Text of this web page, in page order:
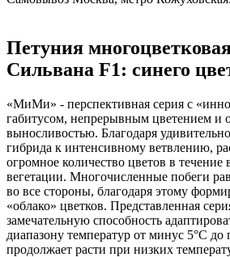
Петуния
Сильвана F1: синего
«МиМи» - перспективная серия с
габитусом, непрерывным цветением и
выносливостью. Благодаря
гибрида к интенсивному ветвлению,
огромное количество цветов в течение
вегетации. Многочисленные побеги
во все стороны, благодаря этому
«облако» цветков. Представленная
замечательную способность
диапазону температур от минус 5°С
продолжает расти при низких